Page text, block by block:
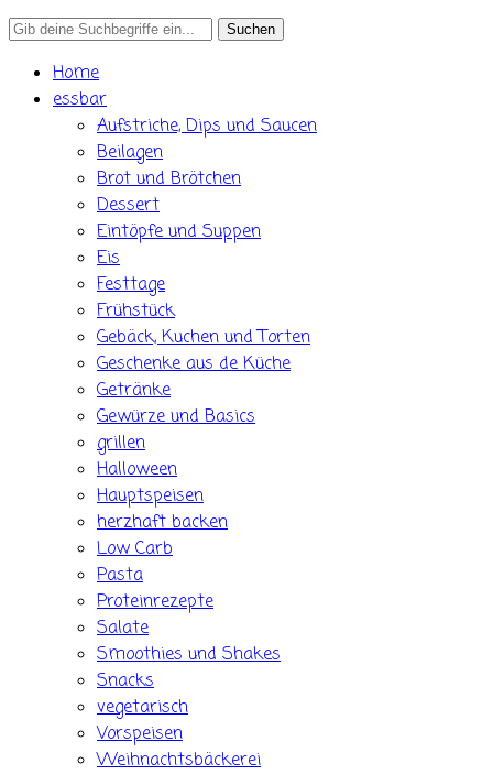
Search
Home
essbar
Aufstriche, Dips und Saucen
Beilagen
Brot und Brötchen
Dessert
Eintöpfe und Suppen
Eis
Festtage
Frühstück
Gebäck, Kuchen und Torten
Geschenke aus de Küche
Getränke
Gewürze und Basics
grillen
Halloween
Hauptspeisen
herzhaft backen
Low Carb
Pasta
Proteinrezepte
Salate
Smoothies und Shakes
Snacks
vegetarisch
Vorspeisen
Weihnachtsbäckerei